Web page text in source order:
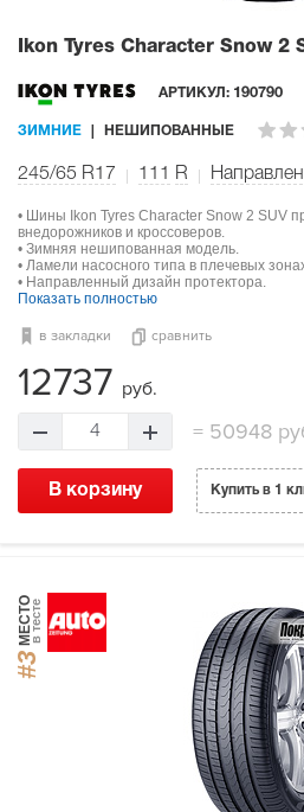
Ikon Tyres Character Snow 2
АРТИКУЛ: 190790
ЗИМНИЕ НЕШИПОВАННЫЕ
245/65 R17 111 R
• Шины Ikon Tyres Character Snow 2 SUV
внедорожников и кроссоверов.
• Зимняя нешипованная модель.
• Ламели насосного типа в плечевых
• Направленный дизайн протектора.
Показать полностью
в закладки сравнить
12737 руб.
4 = 50948
В корзину Купить в 1
#3
МЕСТОв тесте